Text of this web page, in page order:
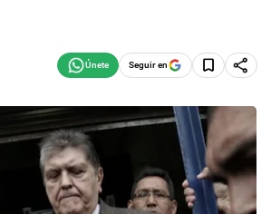
Seguir en